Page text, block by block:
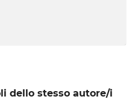
dello stesso autore/i